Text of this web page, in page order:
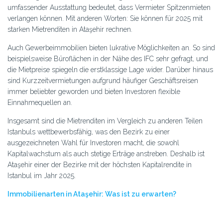
umfassender Ausstattung bedeutet, dass Vermieter Spitzenmieten
verlangen können. Mit anderen Worten: Sie können für 2025 mit
starken Mietrenditen in Ataşehir rechnen.
Auch Gewerbeimmobilien bieten lukrative Möglichkeiten an. So sind
beispielsweise Büroflächen in der Nähe des IFC sehr gefragt, und
die Mietpreise spiegeln die erstklassige Lage wider. Darüber hinaus
sind Kurzzeitvermietungen aufgrund häufiger Geschäftsreisen
immer beliebter geworden und bieten Investoren flexible
Einnahmequellen an.
Insgesamt sind die Mietrenditen im Vergleich zu anderen Teilen
Istanbuls wettbewerbsfähig, was den Bezirk zu einer
ausgezeichneten Wahl für Investoren macht, die sowohl
Kapitalwachstum als auch stetige Erträge anstreben. Deshalb ist
Ataşehir einer der Bezirke mit der höchsten Kapitalrendite in
Istanbul im Jahr 2025.
Immobilienarten in Ataşehir: Was ist zu erwarten?